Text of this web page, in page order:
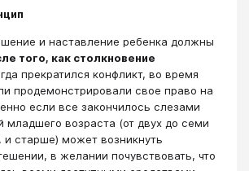
и наставление ребенка должны
того, как столкновение
прекратился конфликт, во время
продемонстрировали свое право на
если все закончилось слезами
младшего возраста (от двух до семи
старше) может возникнуть
в желании почувствовать, что